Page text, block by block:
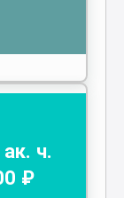
ак. ч.
₽